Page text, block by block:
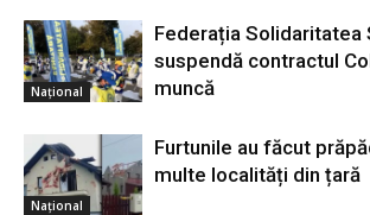
Național
Federația Solidaritatea
suspendă contractul
muncă
Național
Furtunile au făcut
multe localități din țară